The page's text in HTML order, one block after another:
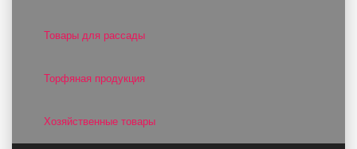
Товары для рассады
Торфяная продукция
Хозяйственные товары